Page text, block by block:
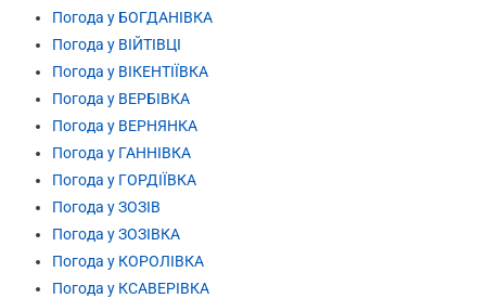
Погода у БОГДАНІВКА
Погода у ВІЙТІВЦІ
Погода у ВІКЕНТІЇВКА
Погода у ВЕРБІВКА
Погода у ВЕРНЯНКА
Погода у ГАННІВКА
Погода у ГОРДІЇВКА
Погода у ЗОЗІВ
Погода у ЗОЗІВКА
Погода у КОРОЛІВКА
Погода у КСАВЕРІВКА